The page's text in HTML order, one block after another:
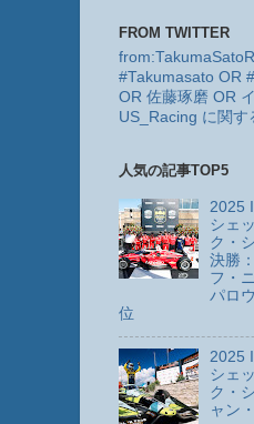
FROM TWITTER
#Takumasato OR
OR 佐藤琢磨 OR
US_Racing に関す
人気の記事TOP5
2025
シェ
ク・
決勝
フ・
パロ
位
2025
シェ
ク・
ャン